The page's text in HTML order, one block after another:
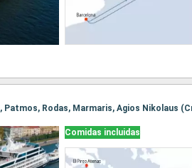
Patmos, Rodas, Marmaris, Agios Nikolaus
Comidas incluidas